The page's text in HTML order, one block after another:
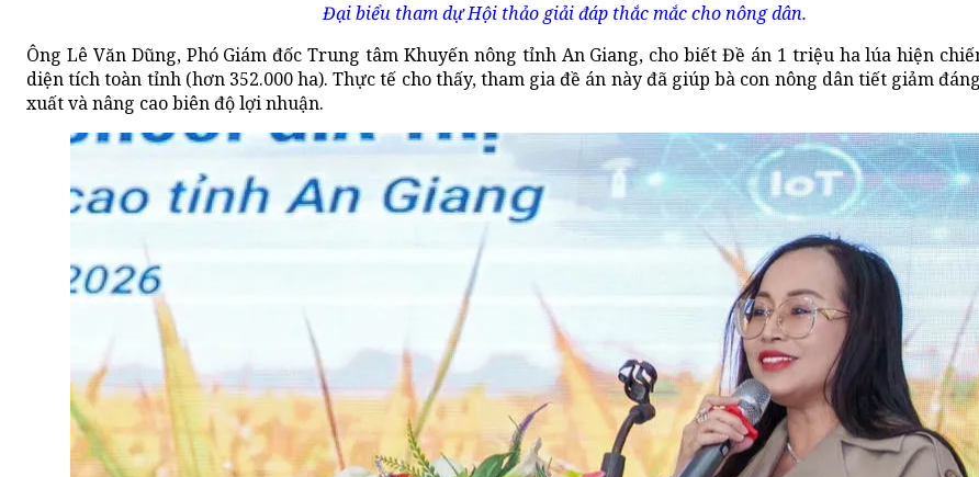
Đại biểu tham dự Hội thảo giải đáp thắc mắc cho nông dân.
Ông Lê Văn Dũng, Phó Giám đốc Trung tâm Khuyến nông tỉnh An Giang, cho biết Đề án 1 triệu ha lúa hiện
diện tích toàn tỉnh (hơn 352.000 ha). Thực tế cho thấy, tham gia đề án này đã giúp bà con nông dân tiết giảm
xuất và nâng cao biên độ lợi nhuận.